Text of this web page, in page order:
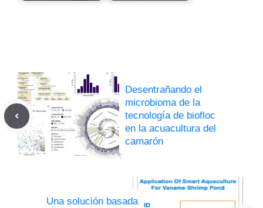
Desentrañando el
microbioma de la
tecnología de biofloc
en la acuacultura del
camarón
Una solución basada